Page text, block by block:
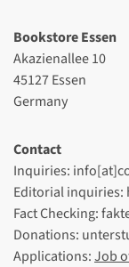
Bookstore Essen
Akazienallee 10
45127 Essen
Germany
Contact
Inquiries:
Editorial
Fact Checking:
Donations:
Applications:Job